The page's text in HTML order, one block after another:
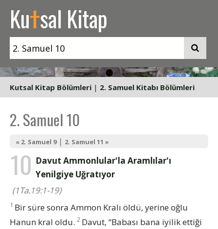
Kutsal Kitap
Kutsal Kitap Bölümleri | 2. Samuel Kitabı Bölümleri
2. Samuel 10
« 2. Samuel 9| 2. Samuel 11 »
10 Davut Ammonlular'la Aramlılar'ı
Yenilgiye Uğratıyor
(1Ta.19:1-19)
1 Bir süre sonra Ammon Kralı öldü, yerine oğlu
Hanun kral oldu. 2 Davut, “Babası bana iyilik ettiği